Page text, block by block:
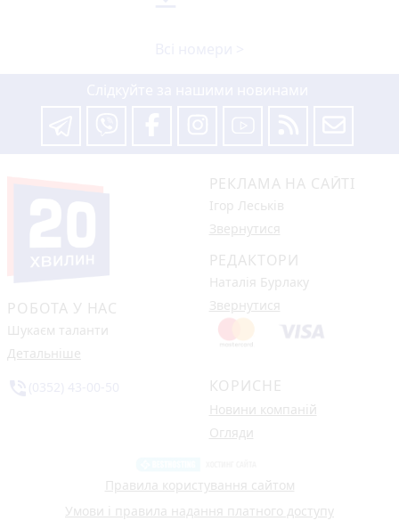
РОБОТА У НАС
Шукаєм таланти
Детальніше
РЕКЛАМА НА САЙТІ
Ігор Леськів
Звернутися
РЕДАКТОРИ
Наталія Бурлаку
Звернутися
КОРИСНЕ
Новини компаній
Огляди
Правила користування сайтом
Умови і правила надання платного доступу